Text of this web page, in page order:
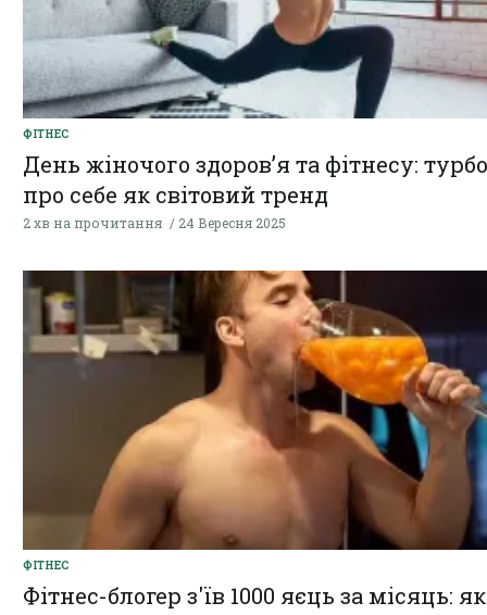
ФІТНЕС
День жіночого здоров’я та фітнесу:
про себе як світовий тренд
2 хв на прочитання 24 Вересня 2025
ФІТНЕС
Фітнес-блогер з'їв 1000 яєць за місяць: